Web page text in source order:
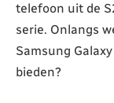
telefoon uit de
serie. Onlangs
Samsung
bieden?